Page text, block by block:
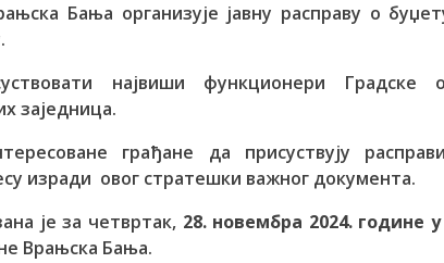
Бања организује јавну расправу о
највиши функционери
заједница.
грађане да присуствују
изради овог стратешки важног документа.
је за четвртак, 28. новембра 2024. године
Врањска Бања.